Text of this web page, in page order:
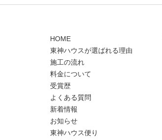
HOME
東神ハウスが選ばれる理由
施工の流れ
料金について
受賞歴
よくある質問
新着情報
お知らせ
東神ハウス便り